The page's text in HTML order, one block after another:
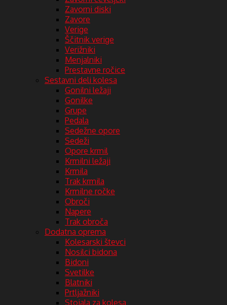
Zavorni diski
Zavore
Verige
Ščitnik verige
Verižniki
Menjalniki
Prestavne ročice
Sestavni deli kolesa
Gonilni ležaji
Gonilke
Grupe
Pedala
Sedežne opore
Sedeži
Opore krmil
Krmilni ležaji
Krmila
Trak krmila
Krmilne ročke
Obroči
Napere
Trak obroča
Dodatna oprema
Kolesarski števci
Nosilci bidona
Bidoni
Svetilke
Blatniki
Prtljažniki
Stojala za kolesa